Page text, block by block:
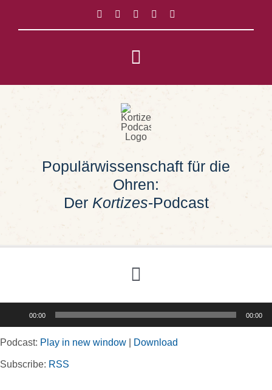
springen
Toggle
Navigation
Impressum
Datenschutz
Populärwissenschaft für die
Ohren:
Der Kortizes-Podcast
Toggle
Navigation
Rubriken
00:00 00:00
Podcast: Play in new window Download
Subscribe: RSS